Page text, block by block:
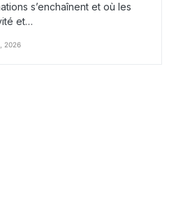
s’enchaînent et où les
et…
2026